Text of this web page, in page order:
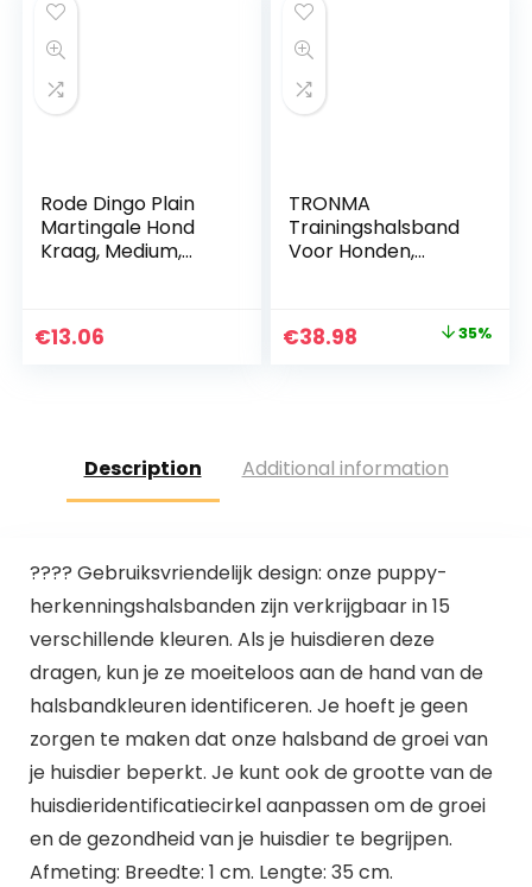
Eenvoudig schoon
Verbetert
zichtbaarheid en
veiligheid voor uw
hond (Blauw)
Rode Dingo Plain
Martingale Hond
Kraag, Medium,
€13.06
TRONMA
Trainingshalsband
Voor Honden,
Waterdichte
Hondentrainer, Met
Original
€38.98 35%
Description Additional information
???? Gebruiksvriendelijk design: onze puppy-
herkenningshalsbanden zijn verkrijgbaar in 15
verschillende kleuren. Als je huisdieren deze
dragen, kun je ze moeiteloos aan de hand van de
halsbandkleuren identificeren. Je hoeft je geen
zorgen te maken dat onze halsband de groei van
je huisdier beperkt. Je kunt ook de grootte van de
huisdieridentificatiecirkel aanpassen om de groei
en de gezondheid van je huisdier te begrijpen.
Afmeting: Breedte: 1 cm. Lengte: 35 cm.